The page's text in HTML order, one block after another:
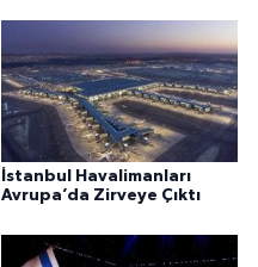
İstanbul Havalimanları
Avrupa’da Zirveye Çıktı